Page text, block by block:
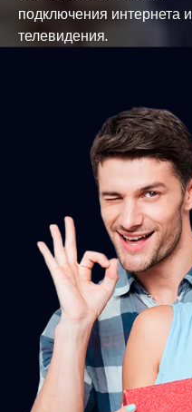
подключения интернета и
телевидения.